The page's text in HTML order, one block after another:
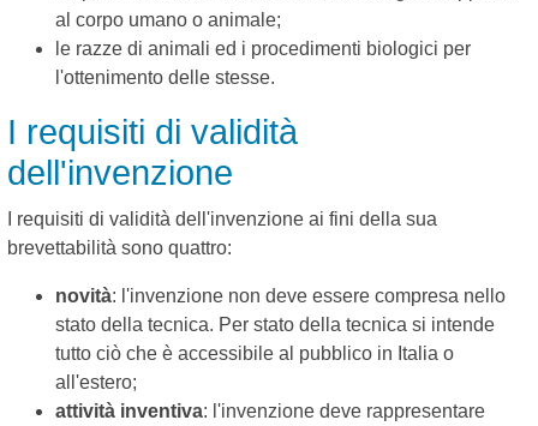
al corpo umano o animale;
le razze di animali ed i procedimenti biologici per
l'ottenimento delle stesse.
I requisiti di validità
dell'invenzione
I requisiti di validità dell'invenzione ai fini della sua
brevettabilità sono quattro:
novità: l'invenzione non deve essere compresa nello
stato della tecnica. Per stato della tecnica si intende
tutto ciò che è accessibile al pubblico in Italia o
all'estero;
attività inventiva: l'invenzione deve rappresentare